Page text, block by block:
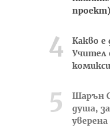
проект)
Какво е
Учител
Шарън
душа,